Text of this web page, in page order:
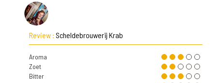
Review : Scheldebrouwerij Krab
Aroma
Zoet
Bitter